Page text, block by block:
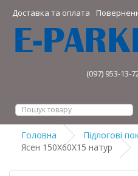
Доставка та оплата
(097) 953-13-
Головна Підлогові
Ясен 150Х60Х15 натур